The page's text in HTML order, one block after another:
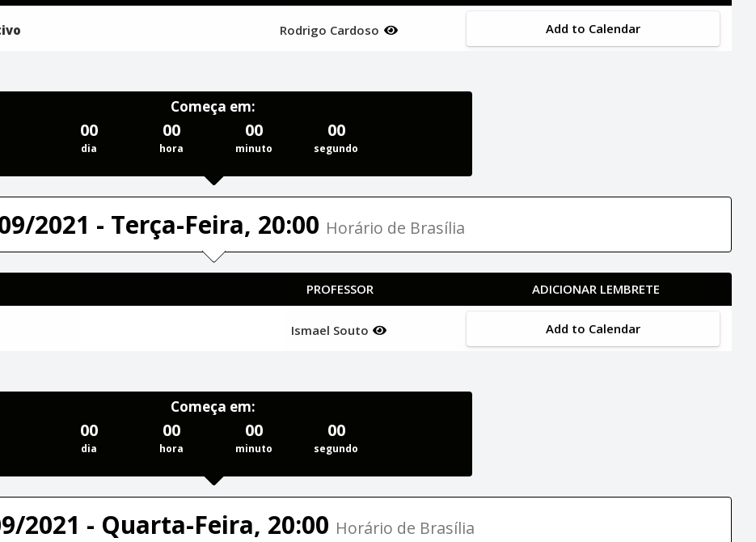
Rodrigo Cardoso Add to Calendar
Começa em:
00
dia
00
hora
00
minuto
00
segundo
2021 - Terça-Feira, 20:00 Horário de Brasília
PROFESSOR ADICIONAR LEMBRETE
Ismael Souto Add to Calendar
Começa em:
00
dia
00
hora
00
minuto
00
segundo
2021 - Quarta-Feira, 20:00 Horário de Brasília